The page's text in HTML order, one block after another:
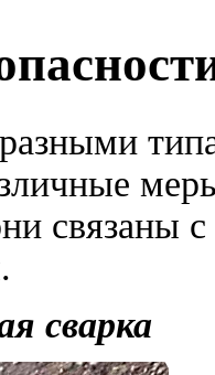
связаны
сварка